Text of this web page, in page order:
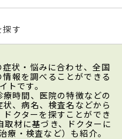
探す
状・悩みに合わせ、全国
報を調べることができる
トです。
時間、医院の特徴などの
、病名、検査名などから
クターを探すことができ
取材に基づき、ドクターに
療・検査など）も紹介。